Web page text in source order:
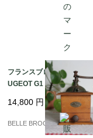
フランスブロカント PE
UGEOT G1 プジョー コ
ーヒーミル ライオンロ
ゴ 蚤の市｜フランス発
送（到着まで2-3週間）
14,800 円
BELLE BROCANTE